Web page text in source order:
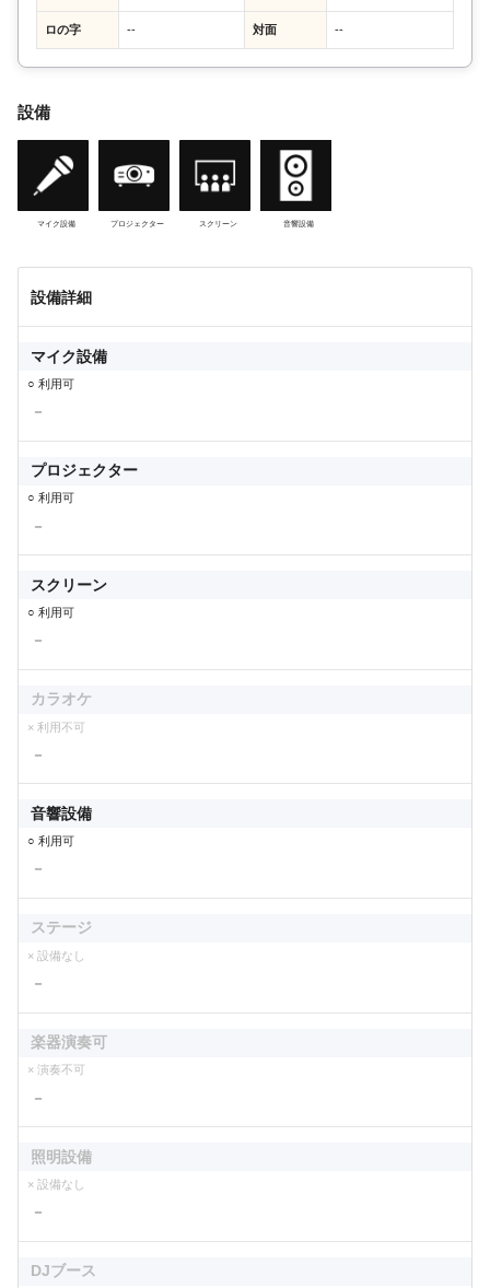
ロの字 -- 対面 --
設備
マイク設備 プロジェクター スクリーン 音響設備
設備詳細
マイク設備
○ 利用可
－
プロジェクター
○ 利用可
－
スクリーン
○ 利用可
－
カラオケ
× 利用不可
－
音響設備
○ 利用可
－
ステージ
× 設備なし
－
楽器演奏可
× 演奏不可
－
照明設備
× 設備なし
－
DJブース